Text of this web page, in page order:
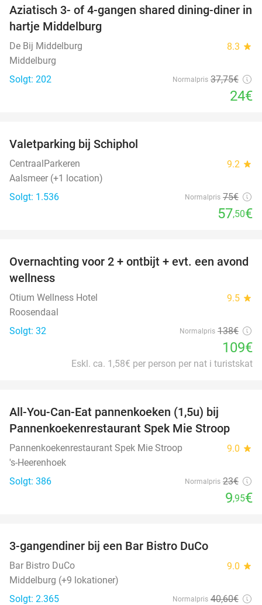
36%
Aziatisch 3- of 4-gangen shared dining-diner in
hartje Middelburg
De Bij Middelburg 8.3 star
Middelburg
Solgt: 202
Normalpris 37,75€
24€
Valetparking bij Schiphol
CentraalParkeren 9.2 star
Aalsmeer (+1 location)
Solgt: 1.536
Normalpris 75€
57,50€
21%
Overnachting voor 2 + ontbijt + evt. een avond
wellness
Otium Wellness Hotel 9.5 star
Roosendaal
Solgt: 32
Normalpris 138€
109€
Eskl. ca. 1,58€ per person per nat i turistskat
All-You-Can-Eat pannenkoeken (1,5u) bij
Pannenkoekenrestaurant Spek Mie Stroop
Pannenkoekenrestaurant Spek Mie Stroop 9.0 star
's-Heerenhoek
Solgt: 386
Normalpris 23€
9,95€
3-gangendiner bij een Bar Bistro DuCo
Bar Bistro DuCo 9.0 star
Middelburg (+9 lokationer)
Solgt: 2.365
Normalpris 40,60€